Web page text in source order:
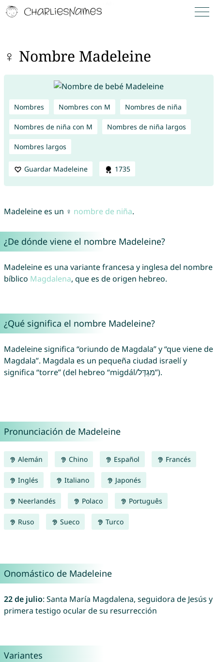
♀ Nombre Madeleine
Nombres Nombres con M Nombres de niña
Nombres de niña con M Nombres de niña largos
Nombres largos
Guardar Madeleine 1735
Madeleine es un ♀ nombre de niña.
¿De dónde viene el nombre Madeleine?
Madeleine es una variante francesa y inglesa del nombre
bíblico Magdalena, que es de origen hebreo.
¿Qué significa el nombre Madeleine?
Madeleine significa “oriundo de Magdala” y “que viene de
Magdala”. Magdala es un pequeña ciudad israelí y
significa “torre” (del hebreo “migdál/מִגְדָּל”).
Pronunciación de Madeleine
Alemán Chino Español Francés
Inglés Italiano Japonés
Neerlandés Polaco Português
Ruso Sueco Turco
Onomástico de Madeleine
22 de julio: Santa María Magdalena, seguidora de Jesús y
primera testigo ocular de su resurrección
Variantes